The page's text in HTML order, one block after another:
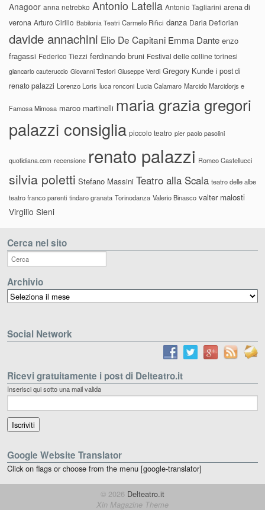
Anagoor anna netrebko Antonio Latella Antonio Tagliarini arena di
verona Arturo Cirillo Babilonia Teatri Carmelo Rifici danza Daria Deflorian
davide annachini Elio De Capitani Emma Dante enzo
fragassi Federico Tiezzi ferdinando bruni Festival delle colline torinesi
giancarlo cauteruccio Giovanni Testori Giuseppe Verdi Gregory Kunde i post di
renato palazzi Lorenzo Loris luca ronconi Lucia Calamaro Marcido Marcidorjs e
Famosa Mimosa marco martinelli maria grazia gregori
palazzi consiglia piccolo teatro pier paolo pasolini
quotidiana.com recensione renato palazzi Romeo Castellucci
silvia poletti Stefano Massini Teatro alla Scala teatro delle albe
teatro franco parenti tindaro granata Torinodanza Valerio Binasco valter malosti
Virgilio Sieni
Cerca nel sito
Archivio
Archivio
Social Network
Ricevi gratuitamente i post di Delteatro.it
Inserisci qui sotto una mail valida
Google Website Translator
Click on flags or choose from the menu [google-translator]
© 2026 Delteatro.it
Xin Magazine Theme